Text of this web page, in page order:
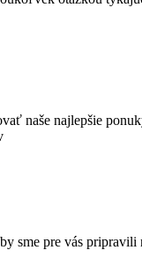
naše najlepšie
sme pre vás pripravili